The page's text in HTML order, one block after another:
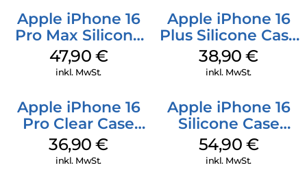
Apple iPhone 16
Pro Max Silicone
Case MagSafe
Black
47,90 €
inkl. MwSt.
Apple iPhone 16
Plus Silicone Case
MagSafe Denim
38,90€
inkl. MwSt.
Apple iPhone 16
Pro Clear Case
MagSafe
Transparent
36,90€
inkl. MwSt.
Apple iPhone 16
Silicone Case
MagSafe Black
54,90 €
inkl. MwSt.